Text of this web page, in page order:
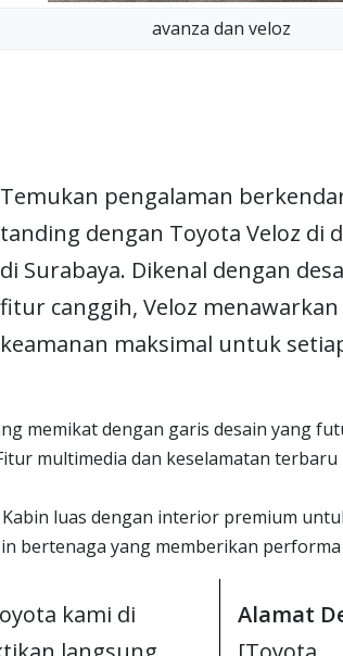
avanza dan veloz
Temukan pengalaman
tanding dengan Toyota Veloz di
di Surabaya. Dikenal dengan
fitur canggih, Veloz
keamanan maksimal untuk
memikat dengan garis desain yang
multimedia dan keselamatan
Kabin luas dengan interior premium
bertenaga yang memberikan
kami di
Alamat